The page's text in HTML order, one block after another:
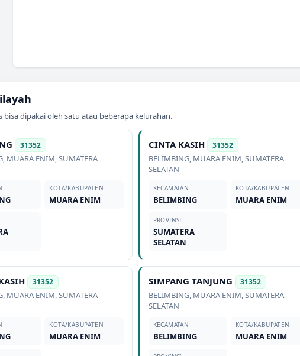
bisa dipakai oleh satu atau beberapa kelurahan.
31352
, MUARA ENIM,SUMATERA
KOTA/KABUPATEN
MUARA ENIM
CINTA KASIH 31352
BELIMBING, MUARA ENIM,SUMATERA
SELATAN
KECAMATAN
BELIMBING
KOTA/KABUPATEN
MUARA ENIM
PROVINSI
SUMATERA
SELATAN
31352
, MUARA ENIM,SUMATERA
KOTA/KABUPATEN
MUARA ENIM
SIMPANG TANJUNG 31352
BELIMBING, MUARA ENIM,SUMATERA
SELATAN
KECAMATAN
BELIMBING
KOTA/KABUPATEN
MUARA ENIM